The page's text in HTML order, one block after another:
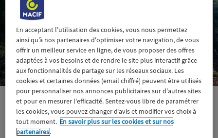
En acceptant l'utilisation des cookies, vous nous permettez
ainsi qu’à nos partenaires d'optimiser votre navigation, de vous
offrir un meilleur service en ligne, de vous proposer des offres
adaptées à vos besoins et de rendre le site plus interactif grâce
aux fonctionnalités de partage sur les réseaux sociaux. Les
cookies et certaines données (email chiffré) peuvent être utilisés
pour personnaliser nos annonces publicitaires sur d'autres sites
et pour en mesurer l'efficacité. Sentez-vous libre de paramétrer
les cookies, vous pouvez changer d’avis et modifier vos choix à
tout moment. En savoir plus sur les cookies et sur nos
partenaires.